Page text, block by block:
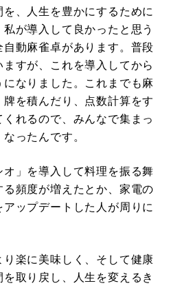
、人生を豊かにするために
が導入して良かったと思う
動麻雀卓があります。普段
すが、これを導入してから
なりました。これまでも麻
を積んだり、点数計算をす
れるので、みんなで集まっ
ったんです。
」を導入して料理を振る舞
頻度が増えたとか、家電の
ップデートした人が周りに
楽に美味しく、そして健康
取り戻し、人生を変えるき